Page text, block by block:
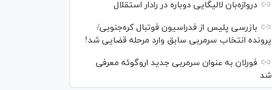
دروازه‌بان لالیگایی دوباره در رادار استقلال
بازرسی پلیس از فدراسیون فوتبال کره‌جنوبی/
پرونده انتخاب سرمربی سابق وارد مرحله قضایی شد!
فورلان به عنوان سرمربی جدید اروگوئه معرفی
شد